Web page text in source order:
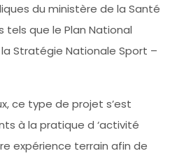
du ministère de la Santé
que le Plan National
Stratégie Nationale Sport –
ce type de projet s’est
à la pratique d ‘activité
expérience terrain afin de